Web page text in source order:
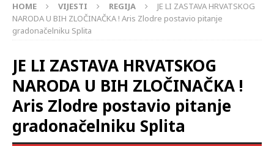
HOME VIJESTI REGIJA
JE LI ZASTAVA HRVATSKOG
NARODA U BIH ZLOČINAČKA ! Aris Zlodre postavio pitanje
gradonačelniku Splita
JE LI ZASTAVA HRVATSKOG
NARODA U BIH ZLOČINAČKA !
Aris Zlodre postavio pitanje
gradonačelniku Splita